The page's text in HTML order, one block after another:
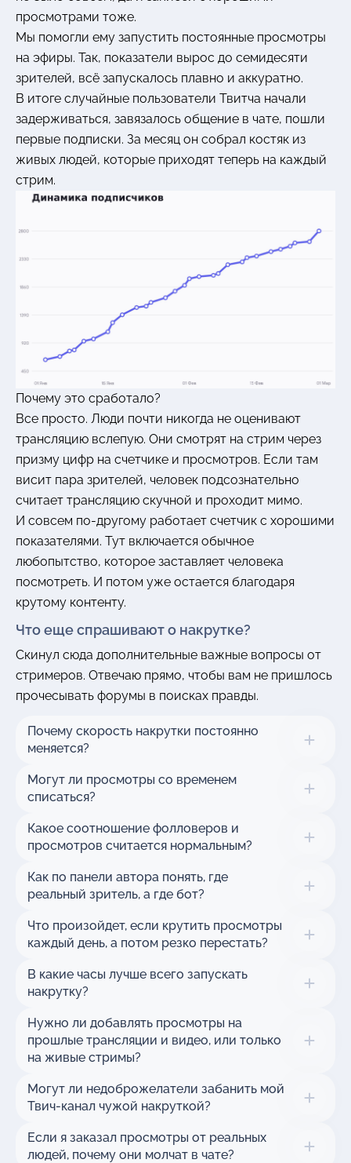
просмотрами тоже.
Мы помогли ему запустить постоянные просмотры
на эфиры. Так, показатели вырос до семидесяти
зрителей, всё запускалось плавно и аккуратно.
В итоге случайные пользователи Твитча начали
задерживаться, завязалось общение в чате, пошли
первые подписки. За месяц он собрал костяк из
живых людей, которые приходят теперь на каждый
стрим.
Почему это сработало?
Все просто. Люди почти никогда не оценивают
трансляцию вслепую. Они смотрят на стрим через
призму цифр на счетчике и просмотров. Если там
висит пара зрителей, человек подсознательно
считает трансляцию скучной и проходит мимо.
И совсем по-другому работает счетчик с хорошими
показателями. Тут включается обычное
любопытство, которое заставляет человека
посмотреть. И потом уже остается благодаря
крутому контенту.
Что еще спрашивают о накрутке?
Скинул сюда дополнительные важные вопросы от
стримеров. Отвечаю прямо, чтобы вам не пришлось
прочесывать форумы в поисках правды.
Почему скорость накрутки постоянно
меняется?
Могут ли просмотры со временем
списаться?
Какое соотношение фолловеров и
просмотров считается нормальным?
Как по панели автора понять, где
реальный зритель, а где бот?
Что произойдет, если крутить просмотры
каждый день, а потом резко перестать?
В какие часы лучше всего запускать
накрутку?
Нужно ли добавлять просмотры на
прошлые трансляции и видео, или только
на живые стримы?
Могут ли недоброжелатели забанить мой
Твич-канал чужой накруткой?
Если я заказал просмотры от реальных
людей, почему они молчат в чате?